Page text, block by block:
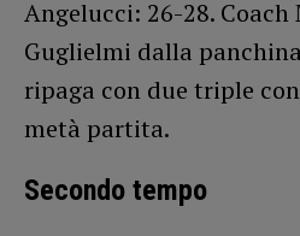
Angelucci: 26-28. Coach
Guglielmi dalla
ripaga con due triple
metà partita.
Secondo tempo